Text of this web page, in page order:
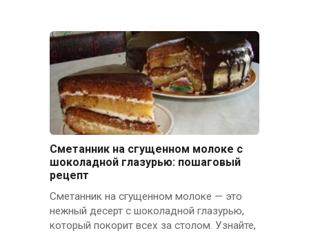
Сметанник на сгущенном молоке с
шоколадной глазурью: пошаговый
рецепт
Сметанник на сгущенном молоке — это
нежный десерт с шоколадной глазурью,
который покорит всех за столом. Узнайте,